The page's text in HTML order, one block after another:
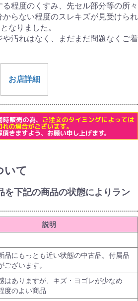
程度のくすみ、先セル部分等の所々
らない程度のスレキズが見受けられ
なりました。
汚れはなく、まだまだ問題なくご着
お店詳細
いて
を下記の商品の状態によりラン
説明
品にもっとも近い状態の中古品。付属品
ございます。
はありますが、キズ・ヨゴレが少なめ
度のよい商品